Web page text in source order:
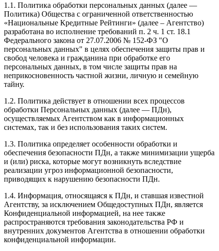
1.1. Политика обработки персональных данных (далее —
Политика) Общества с ограниченной ответственностью
«Национальные Кредитные Рейтинги» (далее – Агентство)
разработана во исполнение требований п. 2 ч. 1 ст. 18.1
Федерального закона от 27.07.2006 № 152-ФЗ "О
персональных данных" в целях обеспечения защиты прав и
свобод человека и гражданина при обработке его
персональных данных, в том числе защиты прав на
неприкосновенность частной жизни, личную и семейную
тайну.
1.2. Политика действует в отношении всех процессов
обработки Персональных данных (далее — ПДн),
осуществляемых Агентством как в информационных
системах, так и без использования таких систем.
1.3. Политика определяет особенности обработки и
обеспечения безопасности ПДн, а также минимизации ущерба
и (или) риска, которые могут возникнуть вследствие
реализации угроз информационной безопасности,
приводящих к нарушению безопасности ПДн.
1.4. Информация, относящаяся к ПДн, и ставшая известной
Агентству, за исключением Общедоступных ПДн, является
Конфиденциальной информацией, на нее также
распространяются требования законодательства РФ и
внутренних документов Агентства в отношении обработки
конфиденциальной информации.